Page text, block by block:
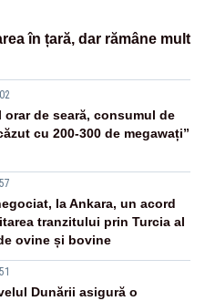
în țară, dar rămâne mult
orar de seară, consumul de
cu 200-300 de megawați”
la Ankara, un acord
tranzitului prin Turcia al
ovine și bovine
Dunării asigură o